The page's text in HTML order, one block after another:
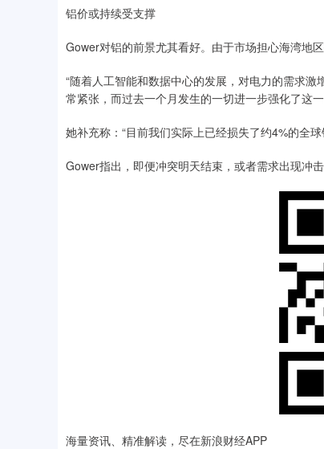
铝价或持续受支撑
Gower对铝的前景尤其看好。由于市场担心海湾地
“随着人工智能和数据中心的发展，对电力的需求
常紧张，而过去一个月发生的一切进一步强化了这一
她补充称：“目前我们实际上已经损失了约4%的全
Gower指出，即便冲突明天结束，或者需求出现冲
海量资讯、精准解读，尽在新浪财经APP